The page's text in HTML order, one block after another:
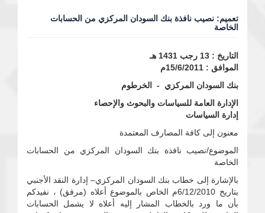
تعميم: نصيب نافذة بنك السودان المركزي من الحسابات
الخاصة
التاريخ : 13 رجب 1431 هـ
الموافق : 15/6/2011م
بنك السودان المركزي - الخرطوم
الإدارة العامة للسياسات والبحوث والإحصاء
إدارة السياسات
معنون إلى كافة المصارف المعتمدة
الموضوع/نصيب نافذة بنك السودان المركزي من الحسابات
الخاصة
بالإشارة إلى خطاب بنك السودان المركزي– إدارة النقد الأجنبي
بتاريخ 6/12/2010م الخاص بالموضوع أعلاه (مرفق) ، نفيدكم
بأن ما ورد بالخطاب المشار إليه أعلاه لا يشمل الحسابات